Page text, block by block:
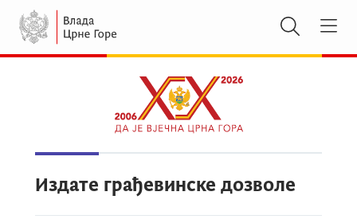
Издате грађевинске дозволе